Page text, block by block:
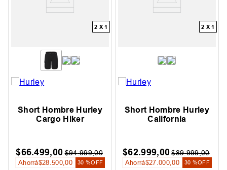
2 X 1
Short Hombre Hurley
Cargo Hiker
$66.499,00 $94.999,00
Ahorrá$28.500,00 30 %OFF
2 X 1
Short Hombre Hurley
California
$62.999,00 $89.999,00
Ahorrá$27.000,00 30 %OFF